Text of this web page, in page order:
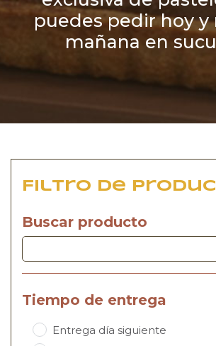
puedes pedir hoy y
mañana en
Filtro de
Buscar producto
Tiempo de entrega
Entrega día siguiente